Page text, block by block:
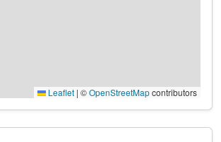
Leaflet | ©OpenStreetMapcontributors